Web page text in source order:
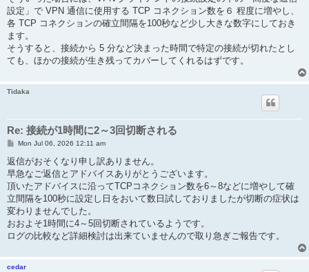
設定」で VPN 通信に使用する TCP コネクション数を６ 程度に増やし、
各 TCP コネクションの確立間隔を100秒など少し大きな数字にしておき
ます。
そうすると、接続から 5 分など決まった時間で特定の接続が切れたとし
ても、ほかの接続が生き残ってカバーしてくれるはずです。
Tidaka
Re: 接続が1時間に2～3回切断される
P
s
t
Mon Jul 06, 2026 12:11 am
返信がおそくなり申し訳ありません。
早急なご返信とアドバイスありがとうございます。
頂いたアドバイスに沿ってTCPコネクション数を6～8などに増やして確
立間隔を100秒に設定し日をおいて数日試しておりましたが切断の症状は
変わりませんでした。
おおよそ1時間に4～5回切断されているようです。
ログの比較など詳細検討は出来ていませんので取り急ぎご報告です。
cedar